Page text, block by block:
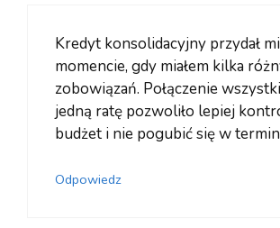
Kredyt konsolidacyjny przydał
momencie, gdy miałem kilka
zobowiązań. Połączenie
jedną ratę pozwoliło lepiej
budżet i nie pogubić się w
Odpowiedz